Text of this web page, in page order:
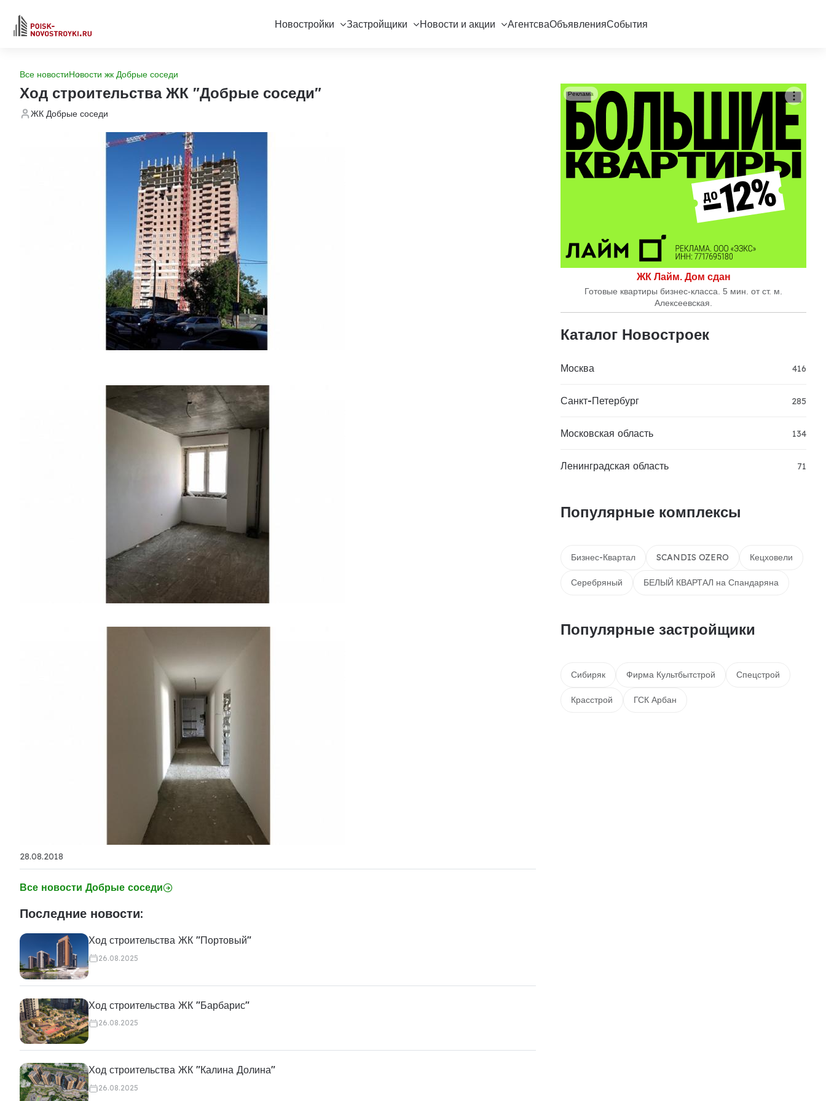
Новостройки Застройщики Новости и акции АгентсваОбъявленияСобытия
Все новостиНовости жк Добрые соседи
Ход строительства ЖК "Добрые соседи"
ЖК Добрые соседи
28.08.2018
Все новости Добрые соседи
Последние новости:
Ход строительства ЖК "Портовый"
26.08.2025
Ход строительства ЖК "Барбарис"
26.08.2025
Ход строительства ЖК "Калина Долина"
26.08.2025
ЖК Лайм. Дом сдан
Готовые квартиры бизнес-класса. 5 мин. от ст. м.
Алексеевская.
Реклама
Каталог Новостроек
Москва 416
Санкт-Петербург 285
Московская область 134
Ленинградская область 71
Популярные комплексы
Бизнес-Квартал SCANDIS OZERO Кецховели
Серебряный БЕЛЫЙ КВАРТАЛ на Спандаряна
Популярные застройщики
Сибиряк Фирма Культбытстрой Спецстрой
Красстрой ГСК Арбан